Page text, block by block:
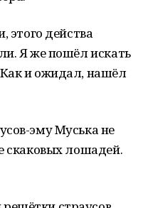
этого действа
Я же пошёл искать
и ожидал, нашёл
эму Муська не
скаковых лошадей.